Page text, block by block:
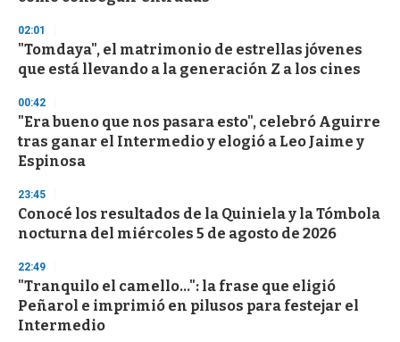
s
e
o
d
s
02:01
"Tomdaya", el matrimonio de estrellas jóvenes
que está llevando a la generación Z a los cines
00:42
"Era bueno que nos pasara esto", celebró Aguirre
tras ganar el Intermedio y elogió a Leo Jaime y
Espinosa
23:45
Conocé los resultados de la Quiniela y la Tómbola
nocturna del miércoles 5 de agosto de 2026
22:49
"Tranquilo el camello...": la frase que eligió
Peñarol e imprimió en pilusos para festejar el
Intermedio